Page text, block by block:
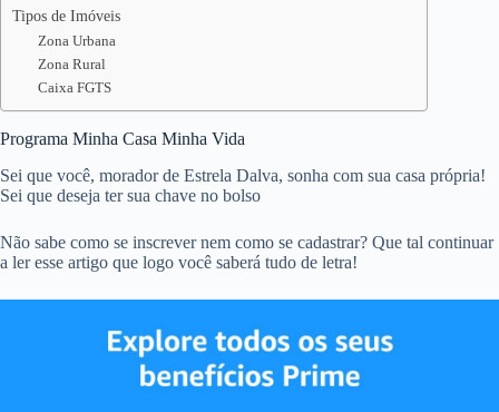
Tipos de Imóveis
Zona Urbana
Zona Rural
Caixa FGTS
Programa Minha Casa Minha Vida
Sei que você, morador de Estrela Dalva, sonha com sua casa própria!
Sei que deseja ter sua chave no bolso
Não sabe como se inscrever nem como se cadastrar? Que tal continuar
a ler esse artigo que logo você saberá tudo de letra!